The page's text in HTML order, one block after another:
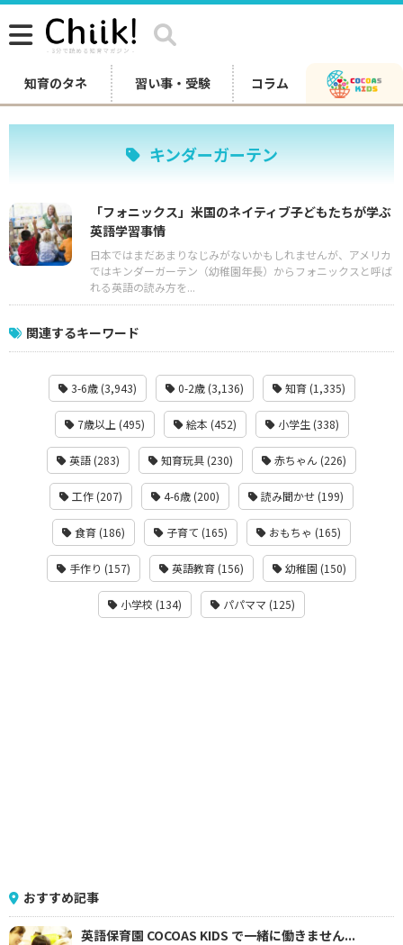
知育のタネ 習い事・受験 コラム
キンダーガーテン
「フォニックス」米国のネイティブ子どもたちが学ぶ
英語学習事情
日本ではまだあまりなじみがないかもしれませんが、アメリカ
ではキンダーガーテン（幼稚園年長）からフォニックスと呼ば
れる英語の読み方を...
関連するキーワード
3-6歳 (3,943) 0-2歳 (3,136) 知育 (1,335)
7歳以上 (495) 絵本 (452) 小学生 (338)
英語 (283) 知育玩具 (230) 赤ちゃん (226)
工作 (207) 4-6歳 (200) 読み聞かせ (199)
食育 (186) 子育て (165) おもちゃ (165)
手作り (157) 英語教育 (156) 幼稚園 (150)
小学校 (134) パパママ (125)
おすすめ記事
英語保育園 COCOAS KIDS で一緒に働きません...